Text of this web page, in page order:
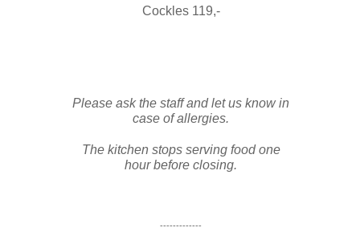
Cockles 119,-
Please ask the staff and let us know in
case of allergies.
The kitchen stops serving food one
hour before closing.
-------------